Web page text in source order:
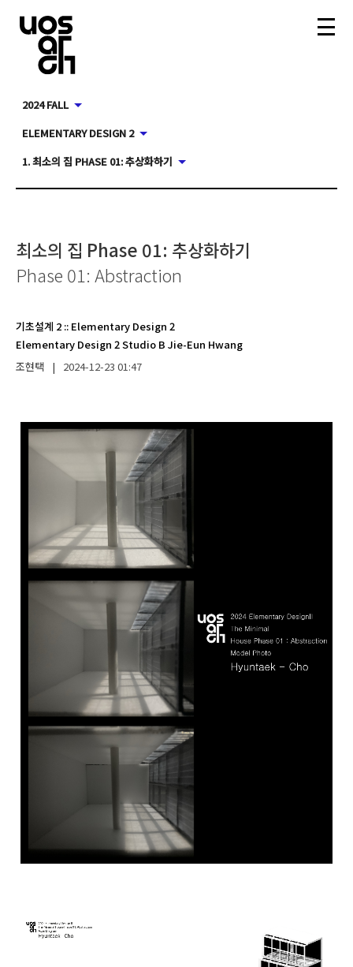
2024 FALL
ELEMENTARY DESIGN 2
1. 최소의 집 PHASE 01: 추상화하기
최소의 집 Phase 01: 추상화하기
Phase 01: Abstraction
기초설계 2 :: Elementary Design 2
Elementary Design 2 Studio B Jie-Eun Hwang
조현택 | 2024-12-23 01:47